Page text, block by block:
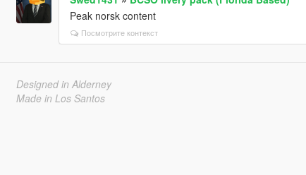
Peak norsk content
Посмотрите контекст
Designed in Alderney
Made in Los Santos